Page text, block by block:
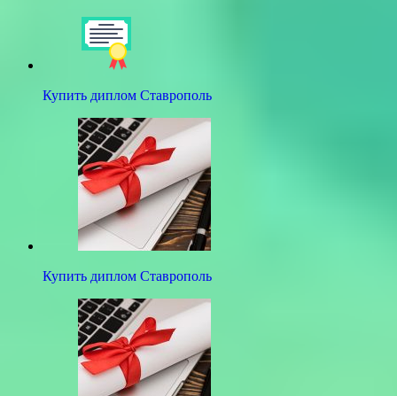
Купить диплом Ставрополь
Купить диплом Ставрополь